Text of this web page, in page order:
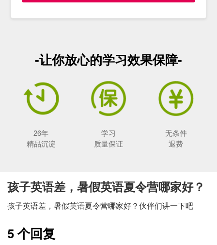
-让你放心的学习效果保障-
26年
精品沉淀
学习
质量保证
无条件
退费
孩子英语差，暑假英语夏令营哪家好？
孩子英语差，暑假英语夏令营哪家好？伙伴们讲一下吧
5 个回复